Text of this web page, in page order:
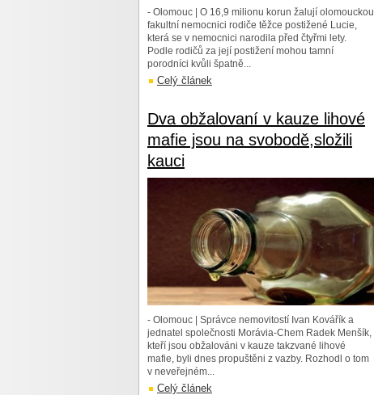
- Olomouc | O 16,9 milionu korun žalují olomouckou
fakultní nemocnici rodiče těžce postižené Lucie,
která se v nemocnici narodila před čtyřmi lety.
Podle rodičů za její postižení mohou tamní
porodníci kvůli špatně...
Celý článek
Dva obžalovaní v kauze lihové
mafie jsou na svobodě,složili
kauci
- Olomouc | Správce nemovitostí Ivan Kovářík a
jednatel společnosti Morávia-Chem Radek Menšík,
kteří jsou obžalováni v kauze takzvané lihové
mafie, byli dnes propuštěni z vazby. Rozhodl o tom
v neveřejném...
Celý článek